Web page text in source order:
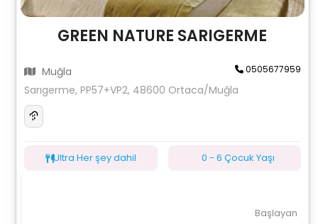
GREEN NATURE SARIGERME
Muğla 0505677959
Sarıgerme, PP57+VP2, 48600 Ortaca/Muğla
Ultra Her şey dahil 0 - 6 Çocuk Yaşı
Başlayan